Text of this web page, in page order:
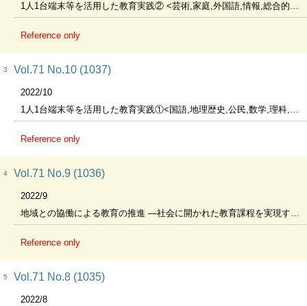
1人1台端末等を活用した教育実践② <芸術,家庭,外国語,情報,総合的な探究の時間,特別活動>
Reference only
3 Vol.71 No.10 (1037)
2022/10
1人1台端末等を活用した教育実践①<国語,地理歴史,公民,数学,理科,保健体育>
Reference only
4 Vol.71 No.9 (1036)
2022/9
地域との協働による教育の推進 ―社会に開かれた教育課程を実現する―
Reference only
5 Vol.71 No.8 (1035)
2022/8